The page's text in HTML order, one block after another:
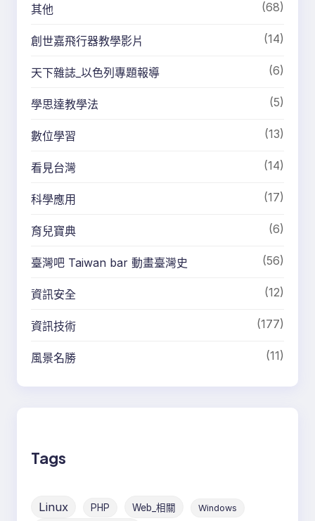
其他 (68)
創世嘉飛行器教學影片 (14)
天下雜誌_以色列專題報導 (6)
學思達教學法 (5)
數位學習 (13)
看見台灣 (14)
科學應用 (17)
育兒寶典 (6)
臺灣吧 Taiwan bar 動畫臺灣史 (56)
資訊安全 (12)
資訊技術 (177)
風景名勝 (11)
Tags
Linux PHP Web_相關 Windows